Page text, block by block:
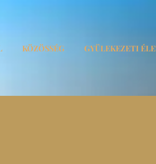
KÖZÖSSÉG GYÜLEKEZETI